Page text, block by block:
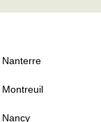
Nanterre
Montreuil
Nancy